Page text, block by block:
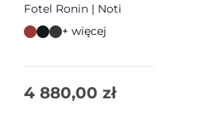
Fotel Ronin | Noti
+ więcej
4 880,00 zł